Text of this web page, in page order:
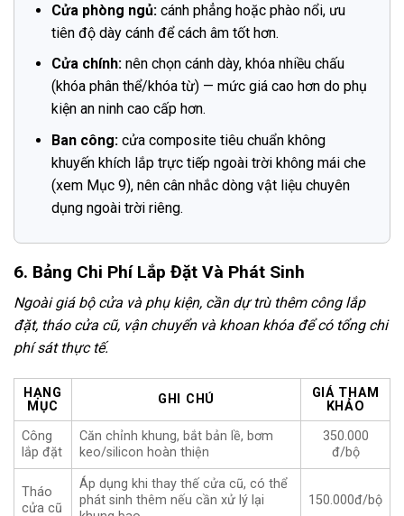
Cửa phòng ngủ:cánh phẳng hoặc phào nổi, ưu
tiên độ dày cánh để cách âm tốt hơn.
Cửa chính:nên chọn cánh dày, khóa nhiều chấu
(khóa phân thể/khóa từ) — mức giá cao hơn do phụ
kiện an ninh cao cấp hơn.
Ban công:cửa composite tiêu chuẩn không
khuyến khích lắp trực tiếp ngoài trời không mái che
(xem Mục 9), nên cân nhắc dòng vật liệu chuyên
dụng ngoài trời riêng.
6. Bảng Chi Phí Lắp Đặt Và Phát Sinh
Ngoài giá bộ cửa và phụ kiện, cần dự trù thêm công lắp
đặt, tháo cửa cũ, vận chuyển và khoan khóa để có tổng chi
phí sát thực tế.
HẠNG
MỤC
GHI CHÚ
GIÁ THAM
KHẢO
Công
lắp đặt
Căn chỉnh khung, bắt bản lề, bơm
keo/silicon hoàn thiện
350.000
đ/bộ
Tháo
cửa cũ
Áp dụng khi thay thế cửa cũ, có thể
phát sinh thêm nếu cần xử lý lại
150.000đ/bộ